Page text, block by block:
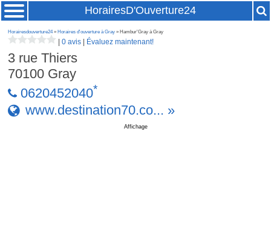
HorairesD'Ouverture24
Horairesdouverture24» Horaires d'ouverture à Gray » Hambur'Gray à Gray
|0 avis Évaluez maintenant!
3 rue Thiers
70100 Gray
0620452040*
www.destination70.co... »
Affichage